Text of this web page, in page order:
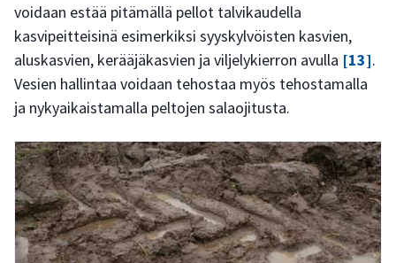
voidaan estää pitämällä pellot talvikaudella
kasvipeitteisinä esimerkiksi syyskylvöisten kasvien,
aluskasvien, kerääjäkasvien ja viljelykierron avulla [13].
Vesien hallintaa voidaan tehostaa myös tehostamalla
ja nykyaikaistamalla peltojen salaojitusta.